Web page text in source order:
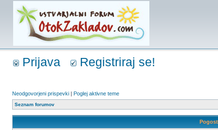
Prijava Registriraj se!
Neodgovorjeni prispevki | Poglej aktivne teme
Seznam forumov